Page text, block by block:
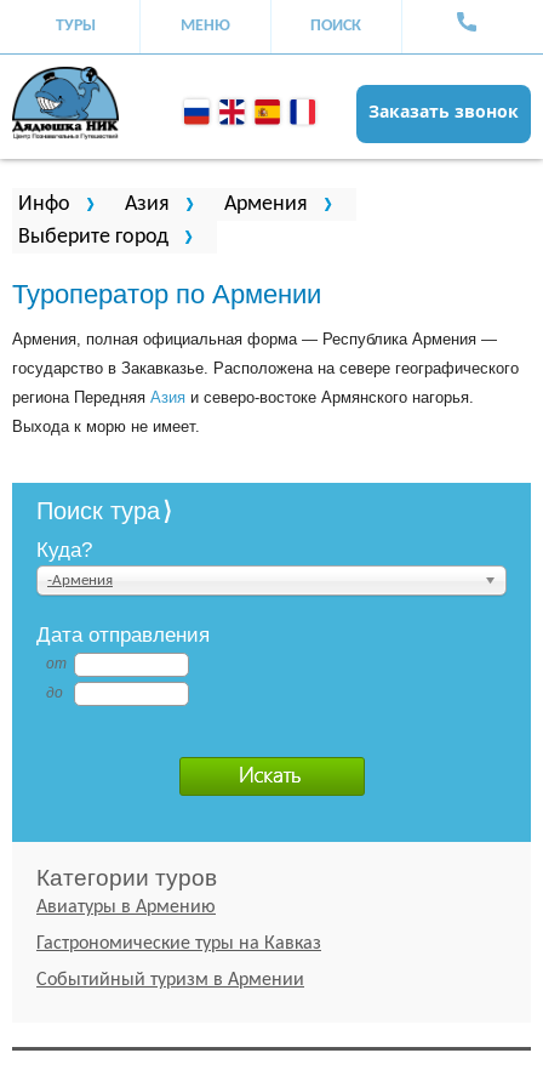
ТУРЫ МЕНЮ ПОИСК
Заказать звонок
Вы здесь
Инфо Азия
Армения
Выберите город
Туроператор по Армении
Армения, полная официальная форма — Республика Армения —
государство в Закавказье. Расположена на севере географического
региона Передняя Азия и северо-востоке Армянского нагорья.
Выхода к морю не имеет.
Поиск тура
Куда?
-Армения
Дата отправления
от
до
Категории туров
Авиатуры в Армению
Гастрономические туры на Кавказ
Событийный туризм в Армении